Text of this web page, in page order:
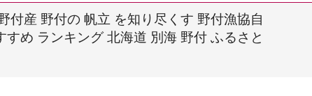
付産 野付の 帆立 を知り尽くす 野付漁協自
め ランキング 北海道 別海 野付 ふるさと